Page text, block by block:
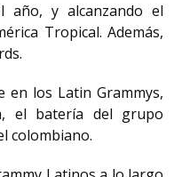
año, y alcanzando el
Tropical. Además,
en los Latin Grammys,
el batería del grupo
colombiano.